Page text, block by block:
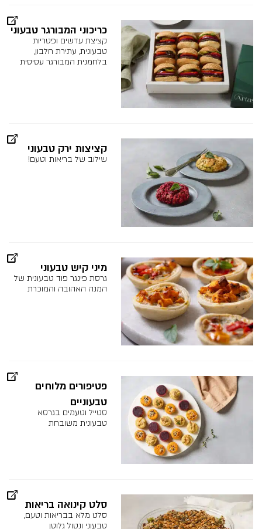
כריכוני המבורגר טבעוני
קציצת עדשים ופטריות
טבעונית, עתירת חלבון,
בלחמנית המבורגר עסיסית
קציצות ירק טבעוני
שילוב של בריאות וטעם!
מיני קיש טבעוני
גרסת פינגר פוד טבעונית של
המנה האהובה והמוכרת
פטיפורים מלוחים
טבעוניים
סטייל וטעמים בגרסא
טבעונית משובחת
סלט קינואה בריאות
סלט מלא בבריאות וטעם,
טבעוני ונטול גלוטן